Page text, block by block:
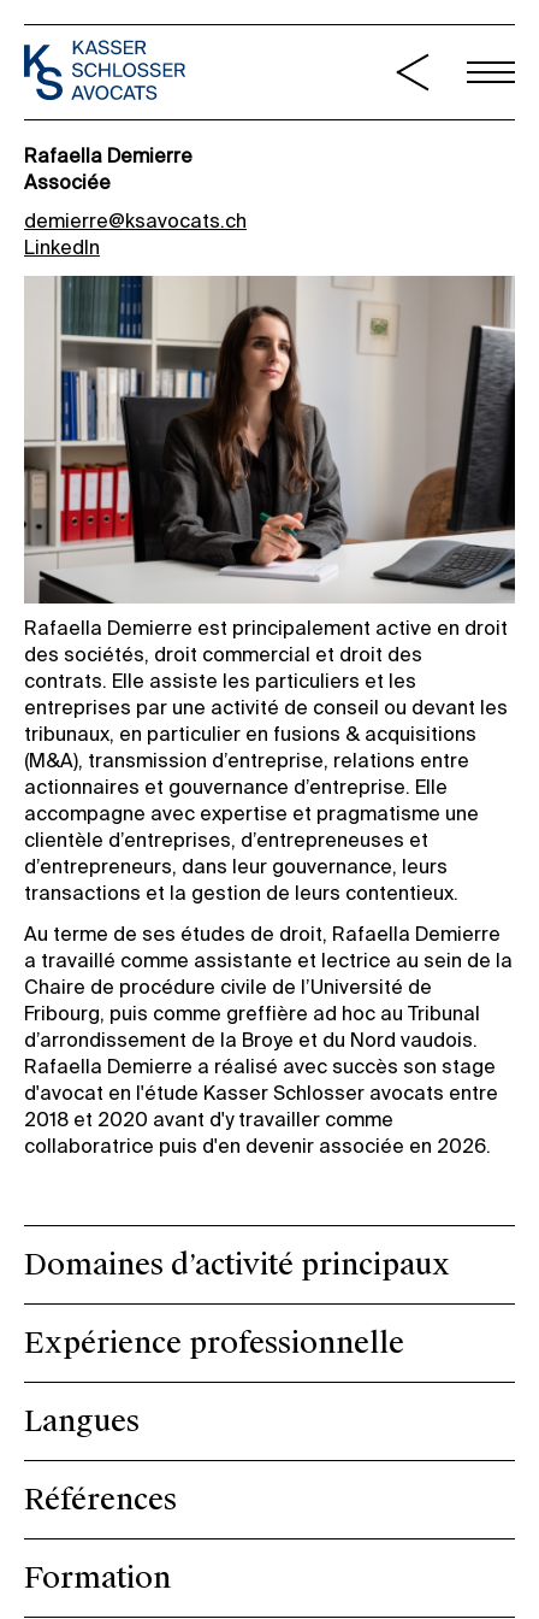
Rafaella Demierre
Associée
demierre@ksavocats.ch
LinkedIn
Rafaella Demierre est principalement active en droit
des sociétés, droit commercial et droit des
contrats. Elle assiste les particuliers et les
entreprises par une activité de conseil ou devant les
tribunaux, en particulier en fusions & acquisitions
(M&A), transmission d’entreprise, relations entre
actionnaires et gouvernance d’entreprise. Elle
accompagne avec expertise et pragmatisme une
clientèle d’entreprises, d’entrepreneuses et
d’entrepreneurs, dans leur gouvernance, leurs
transactions et la gestion de leurs contentieux.
Au terme de ses études de droit, Rafaella Demierre
a travaillé comme assistante et lectrice au sein de la
Chaire de procédure civile de l’Université de
Fribourg, puis comme greffière ad hoc au Tribunal
d’arrondissement de la Broye et du Nord vaudois.
Rafaella Demierre a réalisé avec succès son stage
d'avocat en l'étude Kasser Schlosser avocats entre
2018 et 2020 avant d'y travailler comme
collaboratrice puis d'en devenir associée en 2026.
Domaines d’activité principaux
Expérience professionnelle
Langues
Références
Formation